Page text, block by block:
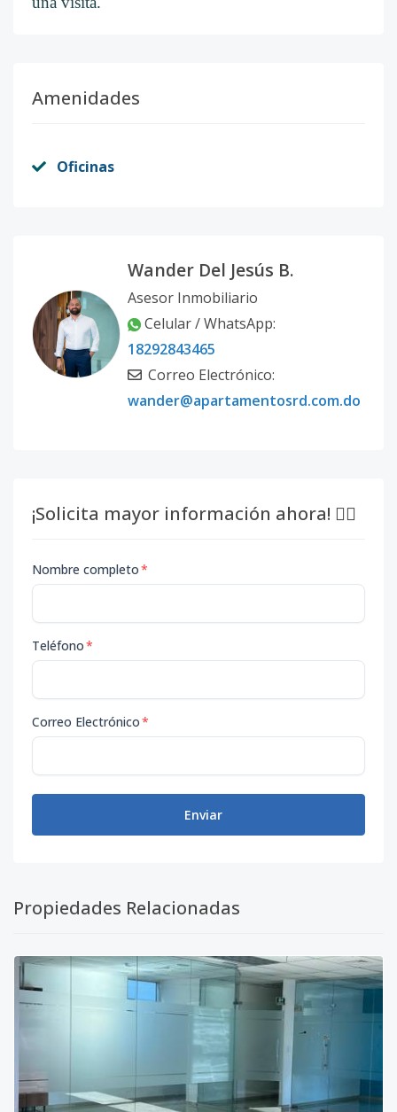
Amenidades
Oficinas
Wander Del Jesús B.
Asesor Inmobiliario
Celular / WhatsApp:
18292843465
Correo Electrónico:
wander@apartamentosrd.com.do
¡Solicita mayor información ahora! 👇🏽
Nombre completo*
Teléfono*
Correo Electrónico*
Enviar
Propiedades Relacionadas